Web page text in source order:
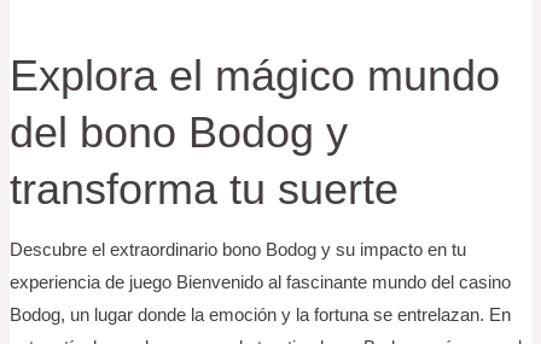
Explora el mágico mundo
del bono Bodog y
transforma tu suerte
Descubre el extraordinario bono Bodog y su impacto en tu
experiencia de juego Bienvenido al fascinante mundo del casino
Bodog, un lugar donde la emoción y la fortuna se entrelazan. En